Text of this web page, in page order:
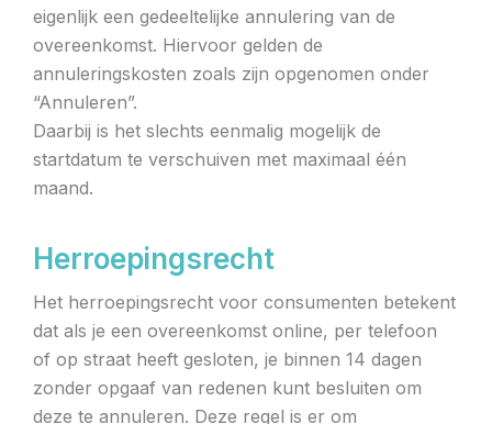
eigenlijk een gedeeltelijke annulering van de
overeenkomst. Hiervoor gelden de
annuleringskosten zoals zijn opgenomen onder
“Annuleren”.
Daarbij is het slechts eenmalig mogelijk de
startdatum te verschuiven met maximaal één
maand.
Herroepingsrecht
Het herroepingsrecht voor consumenten betekent
dat als je een overeenkomst online, per telefoon
of op straat heeft gesloten, je binnen 14 dagen
zonder opgaaf van redenen kunt besluiten om
deze te annuleren. Deze regel is er om